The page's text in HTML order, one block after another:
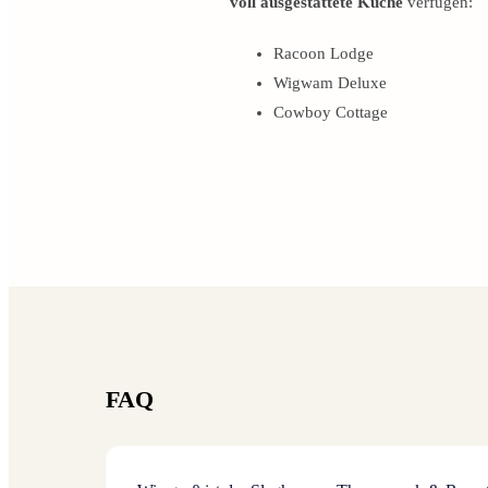
Racoon Lodge
Wigwam Deluxe
Cowboy Cottage
FAQ